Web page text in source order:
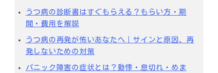
うつ病の診断書はすぐもらえる？もらい方・期
間・費用を解説
うつ病の再発が怖いあなたへ｜サインと原因、再
発しないための対策
パニック障害の症状とは？動悸・息切れ・めま